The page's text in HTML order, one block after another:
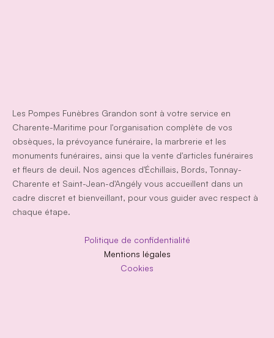
Fleurs de deuil
Plaques personnalisées
Les Pompes Funèbres Grandon sont à votre service en
Charente-Maritime pour l'organisation complète de vos
obsèques, la prévoyance funéraire, la marbrerie et les
monuments funéraires, ainsi que la vente d'articles funéraires
et fleurs de deuil. Nos agences d'Échillais, Bords, Tonnay-
Charente et Saint-Jean-d'Angély vous accueillent dans un
cadre discret et bienveillant, pour vous guider avec respect à
chaque étape.
Politique de confidentialité
Mentions légales
Cookies